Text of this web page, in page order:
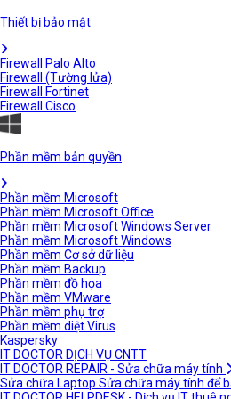
Thiết bị bảo mật
Firewall Palo Alto
Firewall (Tường lửa)
Firewall Fortinet
Firewall Cisco
Phần mềm bản quyền
Phần mềm Microsoft
Phần mềm Microsoft Office
Phần mềm Microsoft Windows Server
Phần mềm Microsoft Windows
Phần mềm Cơ sở dữ liệu
Phần mềm Backup
Phần mềm đồ họa
Phần mềm VMware
Phần mềm phụ trợ
Phần mềm diệt Virus
Kaspersky
IT DOCTOR DỊCH VỤ CNTT
IT DOCTOR REPAIR - Sửa chữa máy tính
Sửa chữa Laptop Sửa chữa máy tính để